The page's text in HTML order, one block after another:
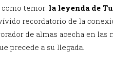
temor: la leyenda de
recordatorio de la
de almas acecha en
precede a su llegada.